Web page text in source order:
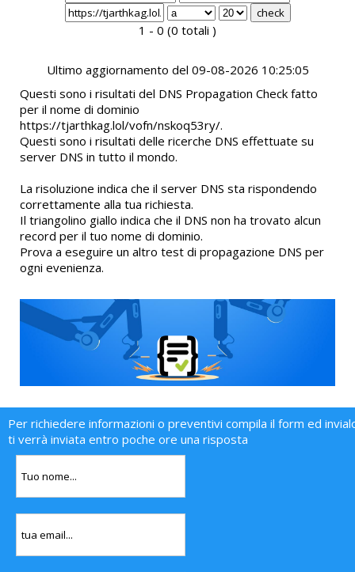
1 - 0 (0 totali )
Ultimo aggiornamento del 09-08-2026 10:25:05
Questi sono i risultati del DNS Propagation Check fatto
per il nome di dominio
https://tjarthkag.lol/vofn/nskoq53ry/.
Questi sono i risultati delle ricerche DNS effettuate su
server DNS in tutto il mondo.
La risoluzione indica che il server DNS sta rispondendo
correttamente alla tua richiesta.
Il triangolino giallo indica che il DNS non ha trovato alcun
record per il tuo nome di dominio.
Prova a eseguire un altro test di propagazione DNS per
ogni evenienza.
Per richiedere informazioni o preventivi compila il form ed
ti verrà inviata entro poche ore una risposta